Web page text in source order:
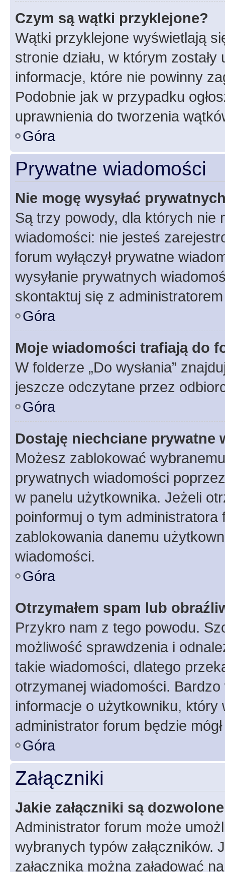
Czym są wątki przyklejone?
Wątki przyklejone wyświetlają
stronie działu, w którym
informacje, które nie powinny
Podobnie jak w przypadku
uprawnienia do tworzenia
Góra
Prywatne wiadomości
Nie mogę wysyłać
Są trzy powody, dla których nie
wiadomości: nie jesteś
forum wyłączył prywatne
wysyłanie prywatnych
skontaktuj się z
Góra
Moje wiadomości trafiają do
W folderze „Do wysłania”
jeszcze odczytane przez
Góra
Dostaję niechciane prywatne
Możesz zablokować
prywatnych wiadomości
w panelu użytkownika. Jeżeli
poinformuj o tym
zablokowania danemu
wiadomości.
Góra
Otrzymałem spam lub
Przykro nam z tego powodu.
możliwość sprawdzenia i
takie wiadomości, dlatego
otrzymanej wiadomości.
informacje o użytkowniku, który
administrator forum będzie
Góra
Załączniki
Jakie załączniki są
Administrator forum może
wybranych typów załączników.
załącznika można załadować